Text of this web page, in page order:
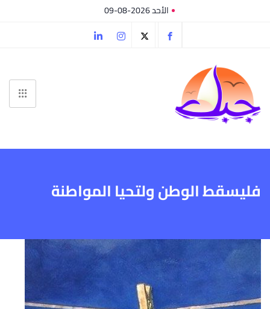
الأحد 2026-08-09
فليسقط الوطن ولتحيا المواطنة